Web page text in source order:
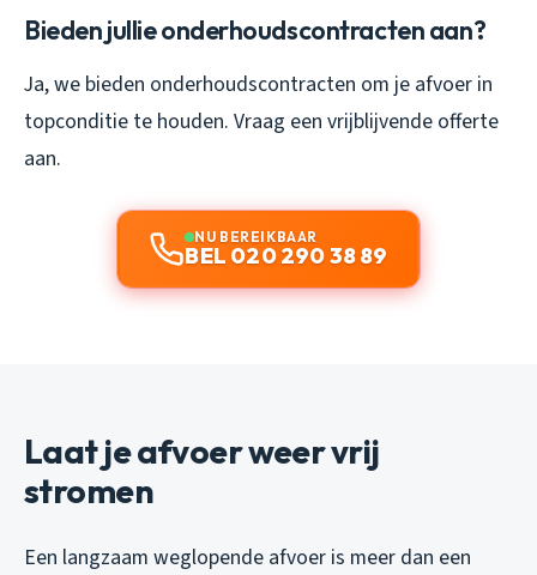
Bieden jullie onderhoudscontracten aan?
Ja, we bieden onderhoudscontracten om je afvoer in
topconditie te houden. Vraag een vrijblijvende offerte
aan.
NU BEREIKBAAR
BEL 020 290 38 89
Laat je afvoer weer vrij
stromen
Een langzaam weglopende afvoer is meer dan een